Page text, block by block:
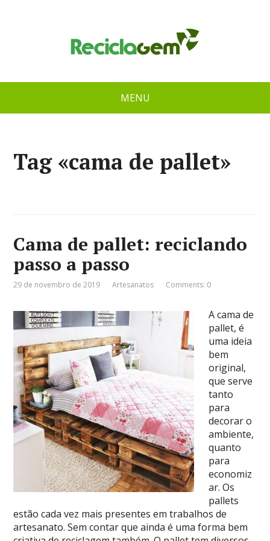
MENU
Tag «cama de pallet»
Cama de pallet: reciclando
passo a passo
29 de novembro de 2019 Artesanatos Comments: 0
A cama de
pallet, é
uma ideia
bem
original,
que serve
tanto
para
decorar o
ambiente,
quanto
para
economiz
ar. Os
pallets
estão cada vez mais presentes em trabalhos de
artesanato. Sem contar que ainda é uma forma bem